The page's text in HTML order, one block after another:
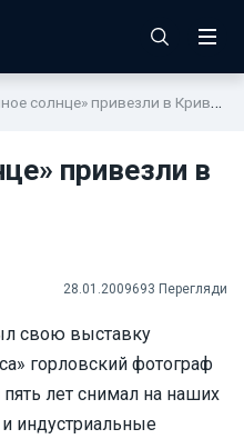
солнце» привезли в Кривой Рог
привезли в
28.01.2009693 Перегляди
свою выставку
горловский фотограф
лет снимал на наших
индустриальные